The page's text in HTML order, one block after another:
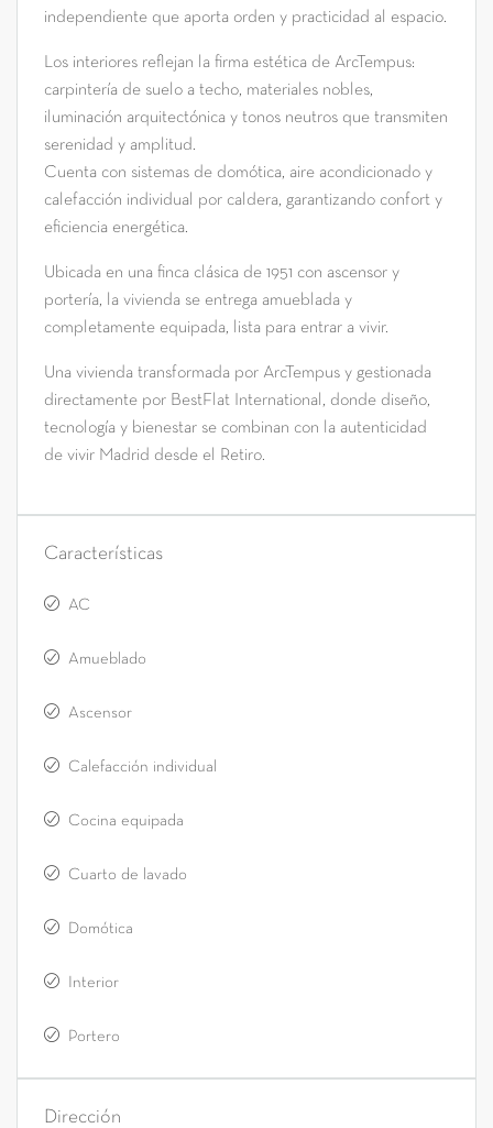
independiente que aporta orden y practicidad al espacio.
Los interiores reflejan la firma estética de ArcTempus:
carpintería de suelo a techo, materiales nobles,
iluminación arquitectónica y tonos neutros que transmiten
serenidad y amplitud.
Cuenta con sistemas de domótica, aire acondicionado y
calefacción individual por caldera, garantizando confort y
eficiencia energética.
Ubicada en una finca clásica de 1951 con ascensor y
portería, la vivienda se entrega amueblada y
completamente equipada, lista para entrar a vivir.
Una vivienda transformada por ArcTempus y gestionada
directamente por BestFlat International, donde diseño,
tecnología y bienestar se combinan con la autenticidad
de vivir Madrid desde el Retiro.
Características
AC
Amueblado
Ascensor
Calefacción individual
Cocina equipada
Cuarto de lavado
Domótica
Interior
Portero
Dirección